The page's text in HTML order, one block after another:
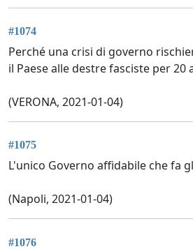
#1074
Perché una crisi di governo
il Paese alle destre fasciste per 20
(VERONA, 2021-01-04)
#1075
L'unico Governo affidabile che fa
(Napoli, 2021-01-04)
#1076